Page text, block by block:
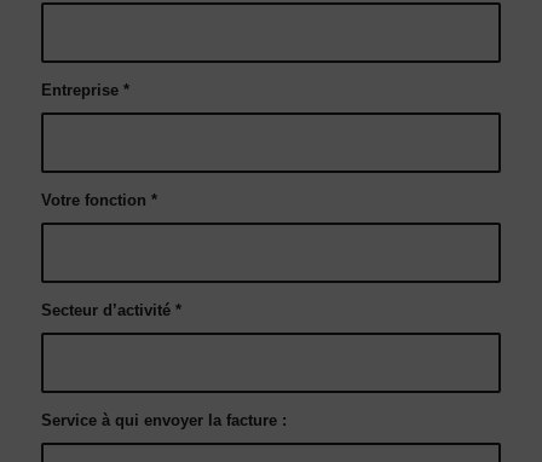
Entreprise *
Votre fonction *
Secteur d’activité *
Service à qui envoyer la facture :